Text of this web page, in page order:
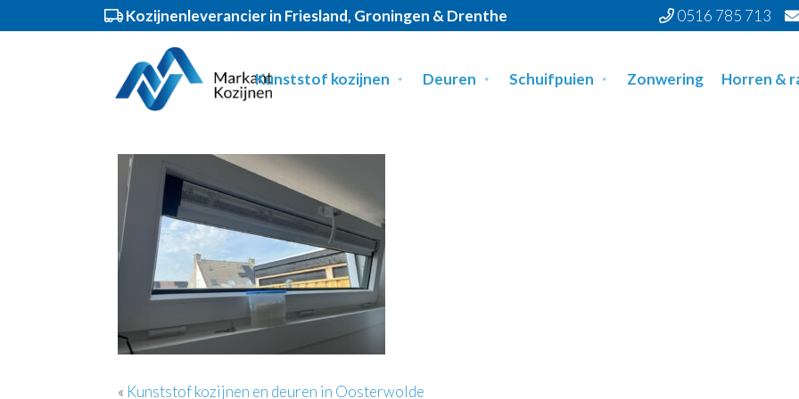
Kozijnenleverancier in Friesland, Groningen & Drenthe 0516 785 713
hoofdnavigatie
Header
Kunststof kozijnen Deuren Schuifpuien Zonwering Horren &
« Kunststof kozijnen en deuren in Oosterwolde